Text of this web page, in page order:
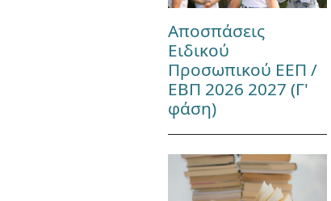
Αποσπάσεις
Ειδικού
Προσωπικού ΕΕΠ /
ΕΒΠ 2026 2027 (Γ'
φάση)